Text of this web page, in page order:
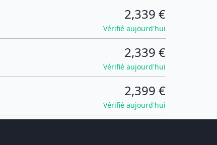
2,339 €
Vérifié aujourd'hui
2,339 €
Vérifié aujourd'hui
2,399 €
Vérifié aujourd'hui